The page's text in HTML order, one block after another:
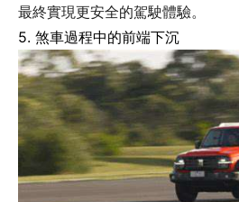
最終實現更安全的駕駛體驗。
5. 煞車過程中的前端下沉